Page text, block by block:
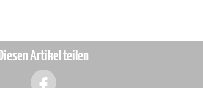
Artikel teilen